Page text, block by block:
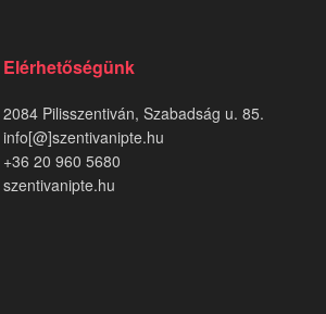
Elérhetőségünk
2084 Pilisszentiván, Szabadság u. 85.
info[@]szentivanipte.hu
+36 20 960 5680
szentivanipte.hu